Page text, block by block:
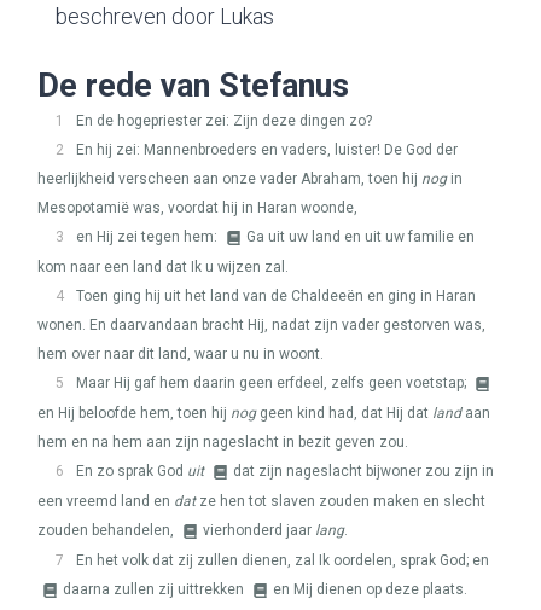
beschreven door Lukas
De rede van Stefanus
1
En de hogepriester zei: Zijn deze dingen zo?
2
En hij zei: Mannenbroeders en vaders, luister! De God der
heerlijkheid verscheen aan onze vader Abraham, toen hij nogin
Mesopotamië was, voordat hij in Haran woonde,
3
en Hij zei tegen hem:
Ga uit uw land en uit uw familie en
kom naar een land dat Ik u wijzen zal.
4
Toen ging hij uit het land van de Chaldeeën en ging in Haran
wonen. En daarvandaan bracht Hij, nadat zijn vader gestorven was,
hem over naar dit land, waar u nu in woont.
5
Maar Hij gaf hem daarin geen erfdeel, zelfs geen voetstap;
en Hij beloofde hem, toen hij noggeen kind had, dat Hij dat landaan
hem en na hem aan zijn nageslacht in bezit geven zou.
6
En zo sprak God uit
dat zijn nageslacht bijwoner zou zijn in
een vreemd land en datze hen tot slaven zouden maken en slecht
zouden behandelen,
vierhonderd jaar lang.
7
En het volk dat zij zullen dienen, zal Ik oordelen, sprak God; en
daarna zullen zij uittrekken
en Mij dienen op deze plaats.